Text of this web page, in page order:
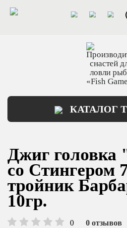
КАТАЛОГ
Джиг головка
со Стингером
тройник
10гр.
0 0 отзывов